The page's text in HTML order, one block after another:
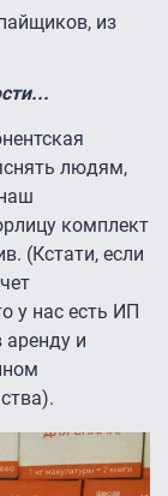
из
людям,
комплект
(Кстати, если
у нас есть ИП
аренду и